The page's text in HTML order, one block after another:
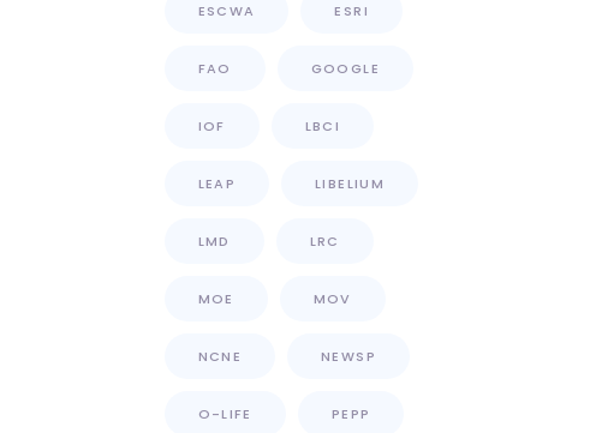
ESCWA ESRI
FAO GOOGLE
IOF LBCI
LEAP LIBELIUM
LMD LRC
MOE MOV
NCNE NEWSP
O-LIFE PEPP